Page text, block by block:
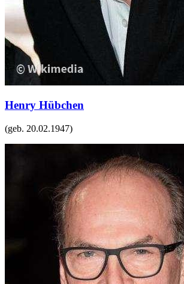
Henry Hübchen
(geb. 20.02.1947)